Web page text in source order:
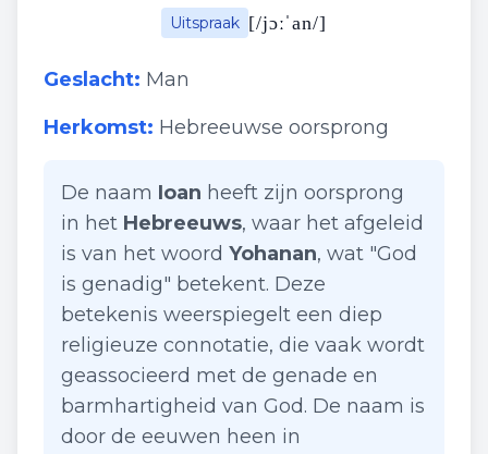
Uitspraak [/jɔːˈan/]
Geslacht: Man
Herkomst: Hebreeuwse oorsprong
De naam Ioan heeft zijn oorsprong
in het Hebreeuws, waar het afgeleid
is van het woord Yohanan, wat "God
is genadig" betekent. Deze
betekenis weerspiegelt een diep
religieuze connotatie, die vaak wordt
geassocieerd met de genade en
barmhartigheid van God. De naam is
door de eeuwen heen in